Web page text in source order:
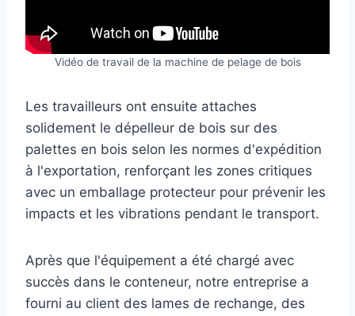
Vidéo de travail de la machine de pelage de bois
Les travailleurs ont ensuite attaches
solidement le dépelleur de bois sur des
palettes en bois selon les normes d'expédition
à l'exportation, renforçant les zones critiques
avec un emballage protecteur pour prévenir les
impacts et les vibrations pendant le transport.
Après que l'équipement a été chargé avec
succès dans le conteneur, notre entreprise a
fourni au client des lames de rechange, des